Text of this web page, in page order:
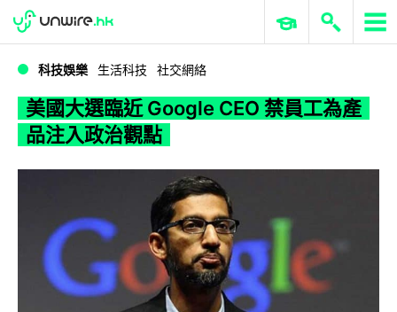
WWDC 2026 ERP 與商業 AI
科技娛樂 生活科技 社交網絡
美國大選臨近 Google CEO 禁員工為產
品注入政治觀點